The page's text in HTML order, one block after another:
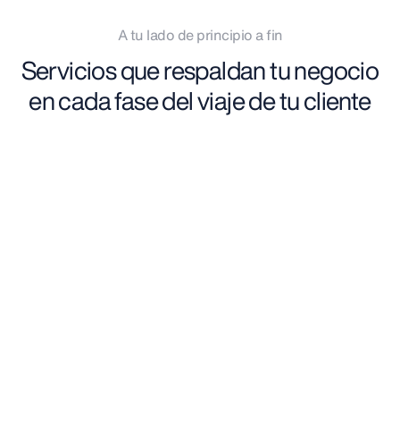
A tu lado de principio a fin
Servicios que respaldan tu negocio
en cada fase del viaje de tu cliente